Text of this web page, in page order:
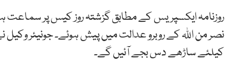
روزنامہ ایکسپریس کے مطابق گزشتہ روز کیس پر
نصر من اللہ کے روبرو عدالت میں پیش ہوئے۔ جونیئر وکیل
کیلئے ساڑھے دس بجے آئیں گے۔